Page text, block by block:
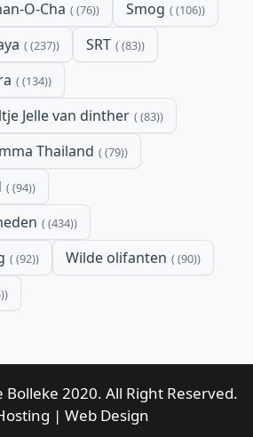
O-Cha (76) Smog (106)
(237) SRT (83)
(134)
Jelle van dinther (83)
Thailand (79)
(94)
(434)
(92) Wilde olifanten (90)
2020. All Right Reserved.
| Web Design